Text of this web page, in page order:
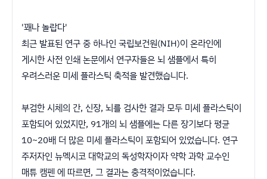
'꽤나 놀랍다'
최근 발표된 연구 중 하나인 국립보건원(NIH)이 온라인에
게시한 사전 인쇄 논문에서 연구자들은 뇌 샘플에서 특히
우려스러운 미세 플라스틱 축적을 발견했습니다.
부검한 시체의 간, 신장, 뇌를 검사한 결과 모두 미세 플라스틱이
포함되어 있었지만, 91개의 뇌 샘플에는 다른 장기보다 평균
10~20배 더 많은 미세 플라스틱이 포함되어 있었습니다. 연구
주저자인 뉴멕시코 대학교의 독성학자이자 약학 과학 교수인
매튜 캠펜 에 따르면, 그 결과는 충격적이었습니다.